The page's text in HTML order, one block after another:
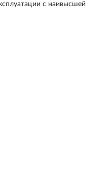
с наивысшей